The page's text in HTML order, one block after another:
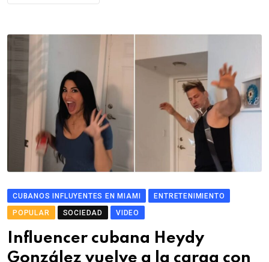
CUBANOS INFLUYENTES EN MIAMI
ENTRETENIMIENTO
POPULAR
SOCIEDAD VIDEO
Influencer cubana Heydy
González vuelve a la carga con